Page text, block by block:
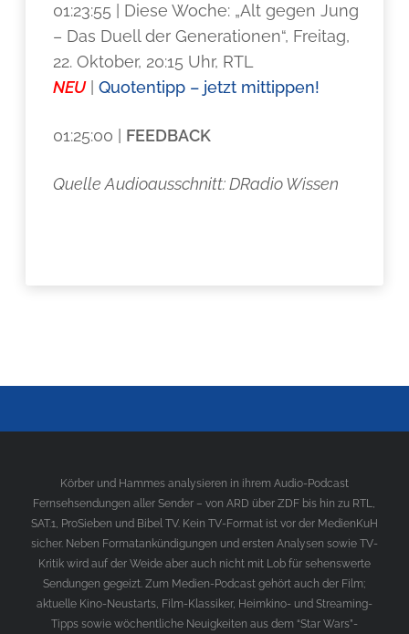
01:23:55 | Diese Woche: „Alt gegen Jung
– Das Duell der Generationen“, Freitag,
22. Oktober, 20:15 Uhr, RTL
NEU|Quotentipp – jetzt mittippen!
01:25:00 | FEEDBACK
Quelle Audioausschnitt: DRadio Wissen
Körber und Hammes analysieren in ihrem Audio-Podcast
Fernsehsendungen aller Sender – von ARD über ZDF bis hin zu RTL,
SAT.1, ProSieben und Bibel TV. Kein TV-Format ist vor der MedienKuH
sicher. Neben Formatankündigungen und ersten Analysen sowie TV-
Kritik wird auf der Weide aber auch nicht mit Lob für sehenswerte
Sendungen gegeizt. Zum Medien-Podcast gehört auch der Film;
aktuelle Kino-Neustarts, Film-Klassiker, Heimkino- und Streaming-
Tipps sowie wöchentliche Neuigkeiten aus dem “Star Wars”-